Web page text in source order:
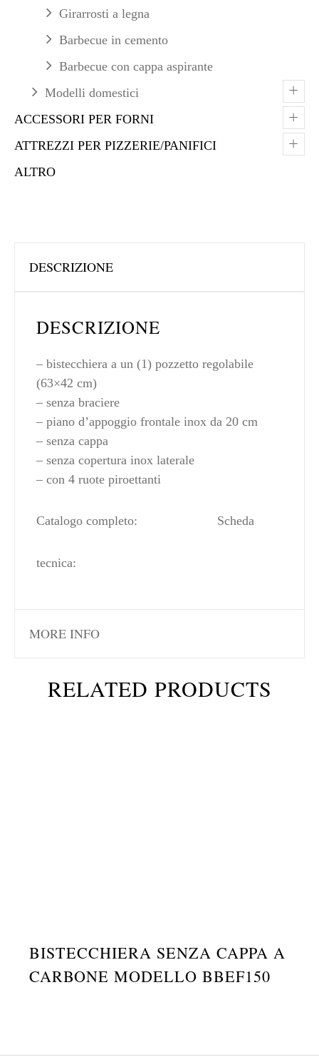
Girarrosti a legna
Barbecue in cemento
Barbecue con cappa aspirante
+
Modelli domestici
+
ACCESSORI PER FORNI
+
ATTREZZI PER PIZZERIE/PANIFICI
ALTRO
DESCRIZIONE
DESCRIZIONE
– bistecchiera a un (1) pozzetto regolabile
(63×42 cm)
– senza braciere
– piano d’appoggio frontale inox da 20 cm
– senza cappa
– senza copertura inox laterale
– con 4 ruote piroettanti
Catalogo completo: Scheda
tecnica:
MORE INFO
RELATED PRODUCTS
BISTECCHIERA SENZA CAPPA A
CARBONE MODELLO BBEF150